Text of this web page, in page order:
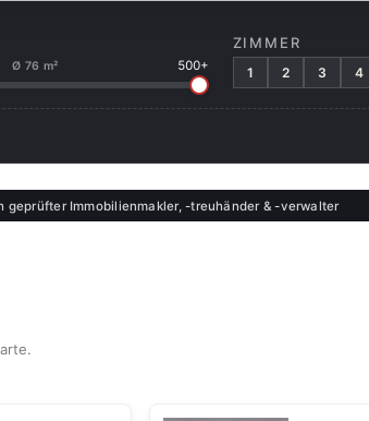
Ø 76 m² 500+
ZIMMER
1 2 3 4
geprüfter Immobilienmakler, -treuhänder & -verwalter